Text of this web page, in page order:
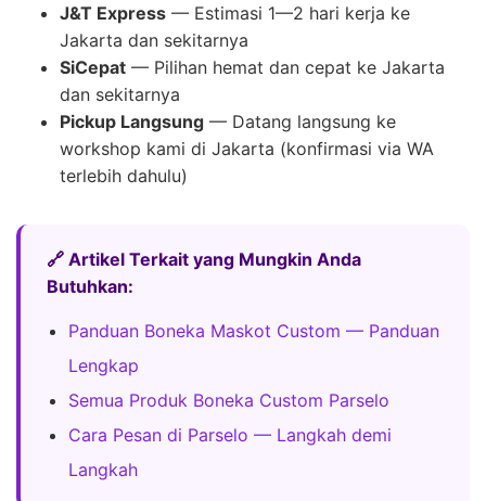
J&T Express — Estimasi 1—2 hari kerja ke
Jakarta dan sekitarnya
SiCepat — Pilihan hemat dan cepat ke Jakarta
dan sekitarnya
Pickup Langsung — Datang langsung ke
workshop kami di Jakarta (konfirmasi via WA
terlebih dahulu)
🔗 Artikel Terkait yang Mungkin Anda
Butuhkan:
Panduan Boneka Maskot Custom — Panduan
Lengkap
Semua Produk Boneka Custom Parselo
Cara Pesan di Parselo — Langkah demi
Langkah